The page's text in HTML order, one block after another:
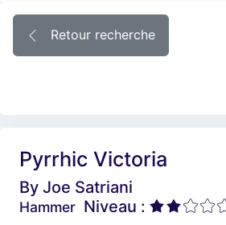
Retour recherche
Pyrrhic Victoria
By Joe Satriani
Hammer Niveau :